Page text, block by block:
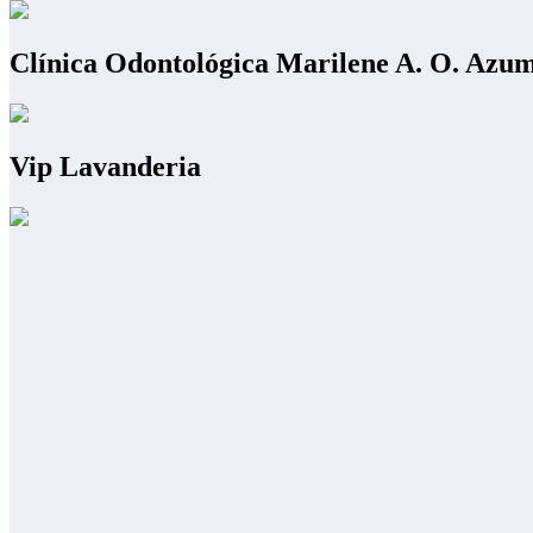
Clínica Odontológica Marilene A. O.
Vip Lavanderia